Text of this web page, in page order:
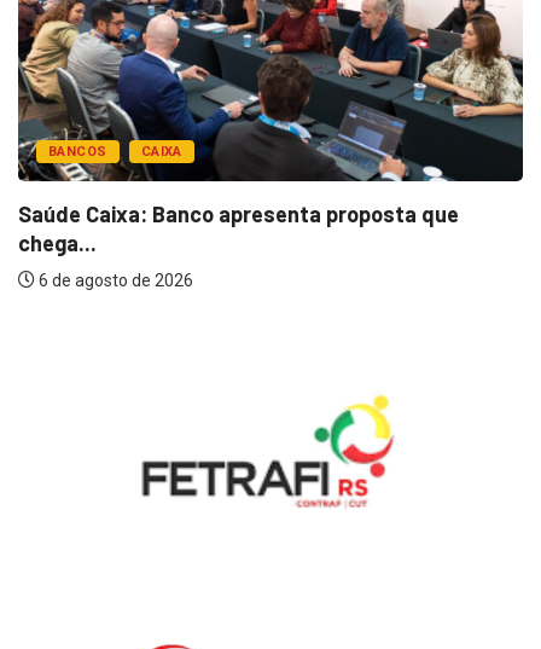
BANCOS CAIXA
Saúde Caixa: Banco apresenta proposta que
chega...
6 de agosto de 2026